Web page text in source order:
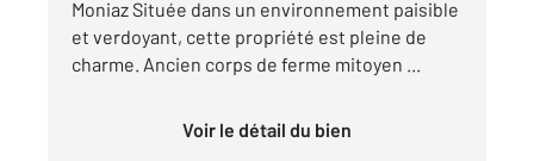
Moniaz Située dans un environnement paisible
et verdoyant, cette propriété est pleine de
charme. Ancien corps de ferme mitoyen ...
Voir le détail du bien